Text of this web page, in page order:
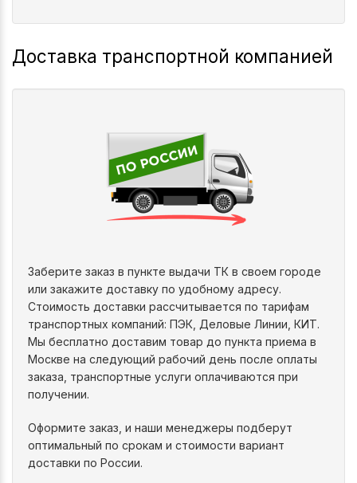
Доставка транспортной компанией
Заберите заказ в пункте выдачи ТК в своем городе
или закажите доставку по удобному адресу.
Стоимость доставки рассчитывается по тарифам
транспортных компаний: ПЭК, Деловые Линии, КИТ.
Мы бесплатно доставим товар до пункта приема в
Москве на следующий рабочий день после оплаты
заказа, транспортные услуги оплачиваются при
получении.
Оформите заказ, и наши менеджеры подберут
оптимальный по срокам и стоимости вариант
доставки по России.